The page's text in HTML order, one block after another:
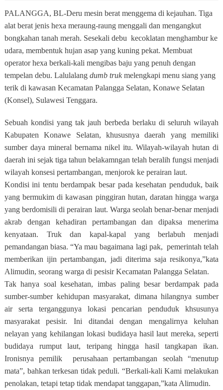
PALANGGA, BL-Deru mesin berat menggema di kejauhan. Tiga
alat berat jenis hexa meraung-raung menggali dan mengangkut
bongkahan tanah merah. Sesekali debu kecoklatan menghambur ke
udara, membentuk hujan asap yang kuning pekat. Membuat
operator hexa berkali-kali mengibas baju yang penuh dengan
tempelan debu. Lalulalang dumb trukmelengkapi menu siang yang
terik di kawasan Kecamatan Palangga Selatan, Konawe Selatan
(Konsel), Sulawesi Tenggara.
Sebuah kondisi yang tak jauh berbeda berlaku di seluruh wilayah
Kabupaten Konawe Selatan, khususnya daerah yang memiliki
sumber daya mineral bernama nikel itu. Wilayah-wilayah hutan di
daerah ini sejak tiga tahun belakamngan telah beralih fungsi menjadi
wilayah konsesi pertambangan, menjorok ke perairan laut.
Kondisi ini tentu berdampak besar pada kesehatan penduduk, baik
yang bermukim di kawasan pinggiran hutan, daratan hingga warga
yang berdomisili di perairan laut. Warga seolah benar-benar menjadi
akrab dengan kehadiran pertambangan dan dipaksa menerima
kenyataan. Truk dan kapal-kapal yang berlabuh menjadi
pemandangan biasa. “Ya mau bagaimana lagi pak, pemerintah telah
memberikan ijin pertambangan, jadi diterima saja resikonya,”kata
Alimudin, seorang warga di pesisir Kecamatan Palangga Selatan.
Tak hanya soal kesehatan, imbas paling besar berdampak pada
sumber-sumber kehidupan masyarakat, dimana hilangnya sumber
air serta terganggunya lokasi pencarian penduduk khsusunya
masyarakat pesisir. Ini ditandai dengan mengalirnya keluhan
nelayan yang kehilangan lokasi budidaya hasil laut mereka, seperti
budidaya rumput laut, teripang hingga hasil tangkapan ikan.
Ironisnya pemilik
perusahaan pertambangan seolah “menutup
mata”, bahkan terkesan tidak peduli. “Berkali-kali Kami melakukan
penolakan, tetapi tetap tidak mendapat tanggapan,”kata Alimudin.